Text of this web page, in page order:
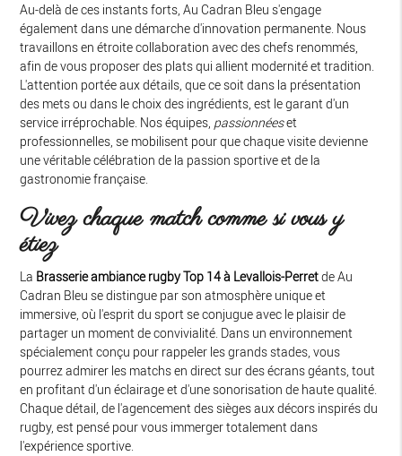
Au-delà de ces instants forts, Au Cadran Bleu s'engage
également dans une démarche d'innovation permanente. Nous
travaillons en étroite collaboration avec des chefs renommés,
afin de vous proposer des plats qui allient modernité et tradition.
L'attention portée aux détails, que ce soit dans la présentation
des mets ou dans le choix des ingrédients, est le garant d'un
service irréprochable. Nos équipes, passionnéeset
professionnelles, se mobilisent pour que chaque visite devienne
une véritable célébration de la passion sportive et de la
gastronomie française.
Vivez chaque match comme si vous y
étiez
La Brasserie ambiance rugby Top 14 à Levallois-Perretde Au
Cadran Bleu se distingue par son atmosphère unique et
immersive, où l'esprit du sport se conjugue avec le plaisir de
partager un moment de convivialité. Dans un environnement
spécialement conçu pour rappeler les grands stades, vous
pourrez admirer les matchs en direct sur des écrans géants, tout
en profitant d'un éclairage et d'une sonorisation de haute qualité.
Chaque détail, de l'agencement des sièges aux décors inspirés du
rugby, est pensé pour vous immerger totalement dans
l'expérience sportive.